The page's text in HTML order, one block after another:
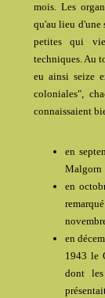
mois. Les
qu'au lieu d'une
petites qui
techniques. Au
eu ainsi seize
coloniales",
connaissaient
en
Malgorn
en
en
1943 le
dont